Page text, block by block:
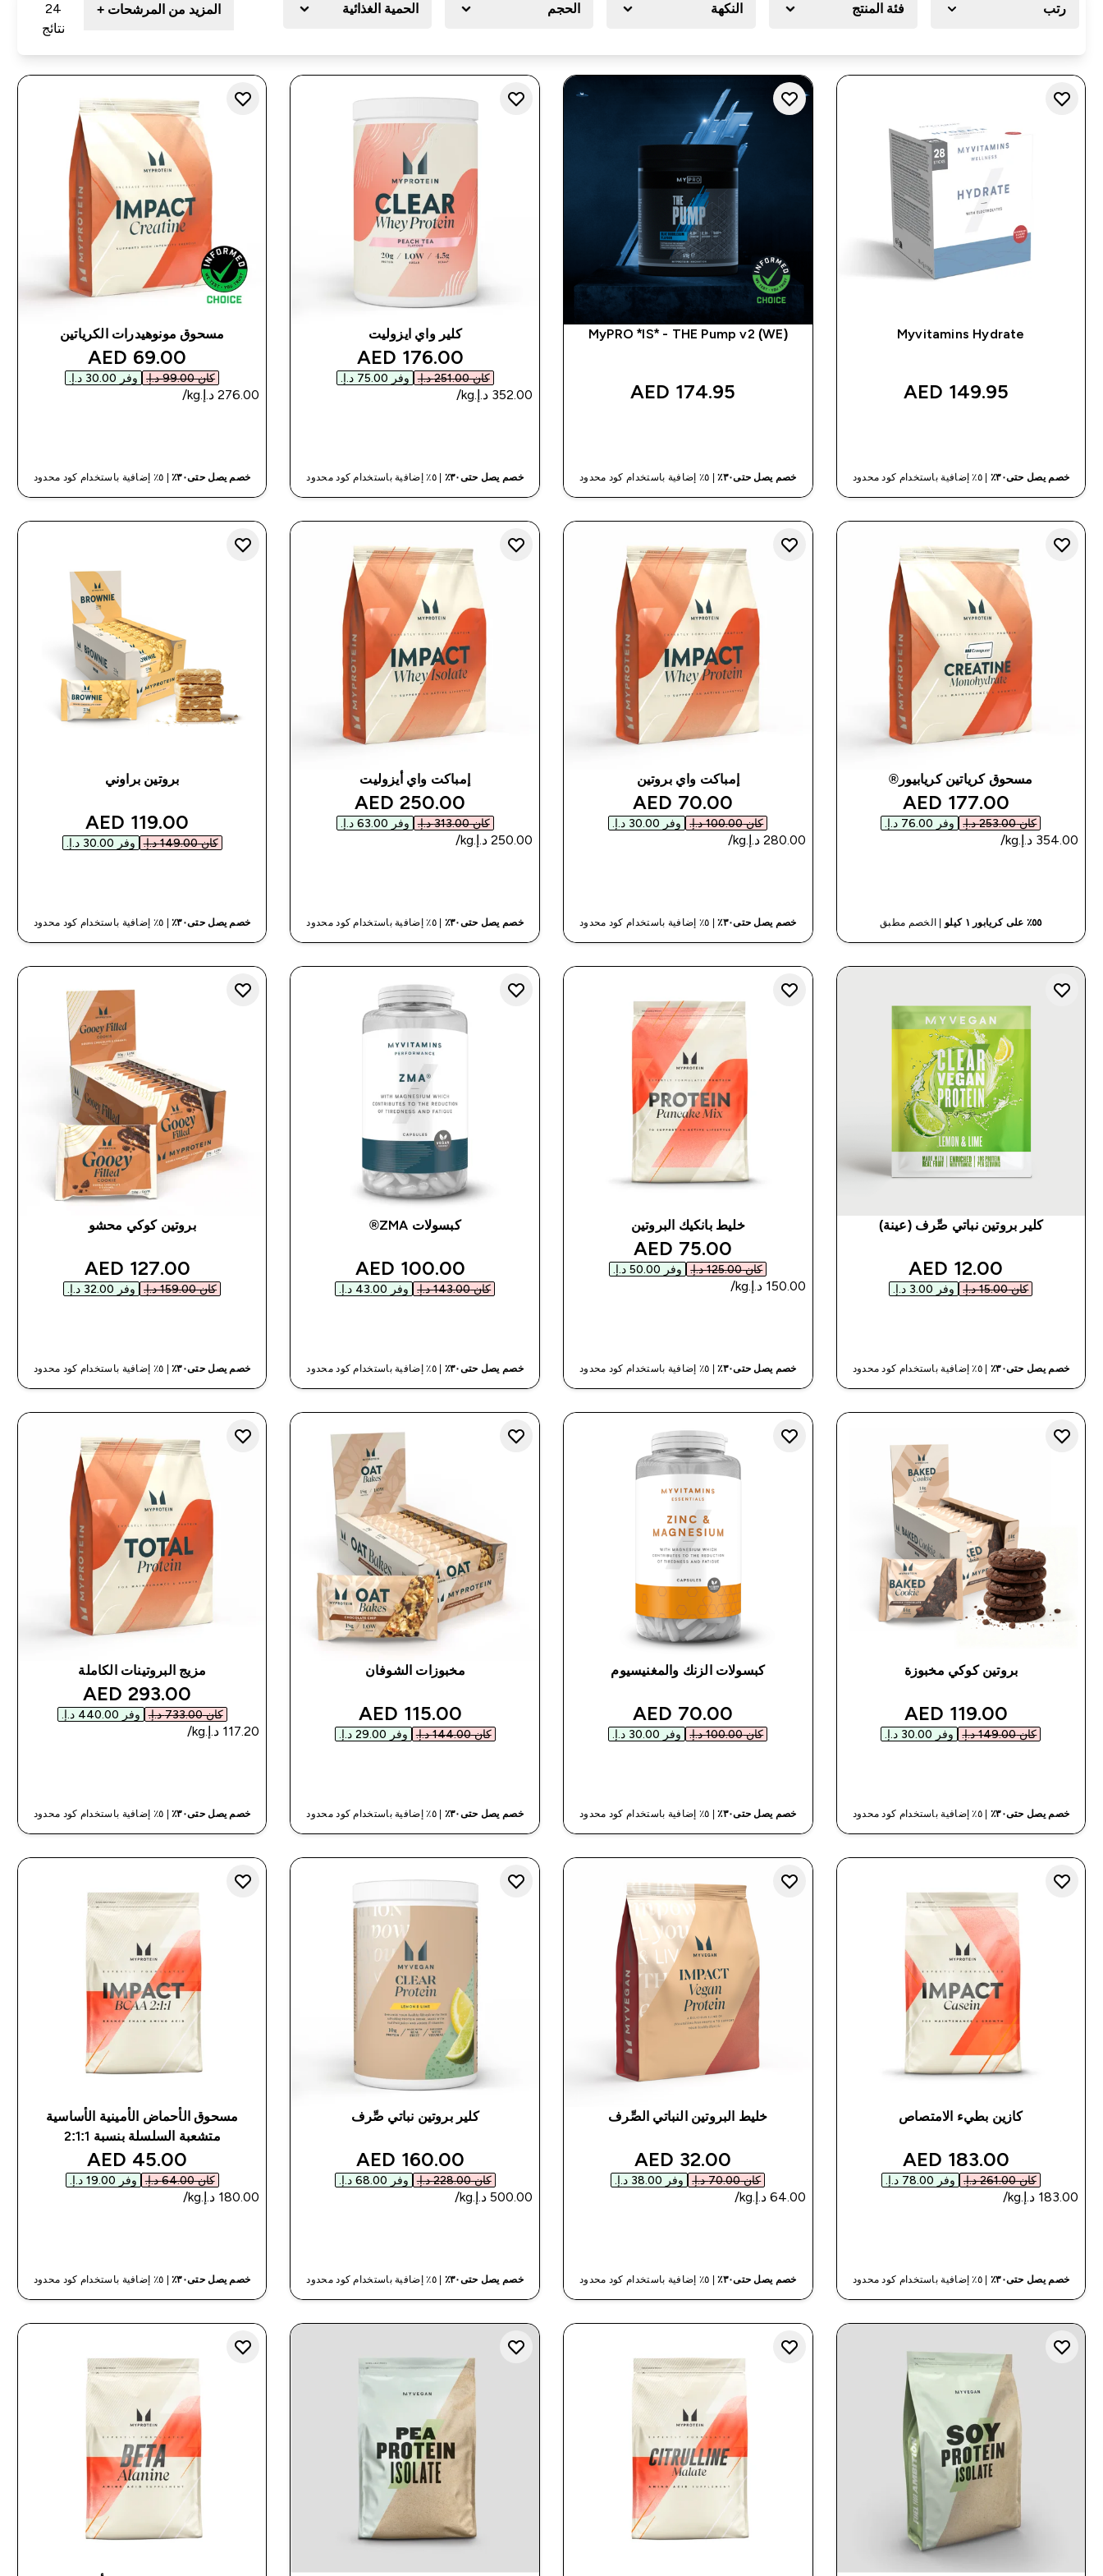
رتب فئة المنتج النكهة الحجم الحمية الغذائية المزيد من المرشحات +
24
نتائج
Myvitamins Hydrate
149.95 AED‎
خصم يصل حتى٣٠٪ | ٥٪ إضافية باستخدام كود محدود
MyPRO *IS* - THE Pump v2 (WE)
174.95 AED‎
خصم يصل حتى٣٠٪ | ٥٪ إضافية باستخدام كود محدود
كلير واي ايزوليت
discounted price
176.00 AED‎
كان ‏251.00 د.إ.‏‎ وفر ‏75.00 د.إ.‏‎
خصم يصل حتى٣٠٪ | ٥٪ إضافية باستخدام كود محدود
مسحوق مونوهيدرات الكرياتين
discounted price
69.00 AED‎
كان ‏99.00 د.إ.‏‎ وفر ‏30.00 د.إ.‏‎
خصم يصل حتى٣٠٪ | ٥٪ إضافية باستخدام كود محدود
مسحوق كرياتين كريابيور®
discounted price
177.00 AED‎
كان ‏253.00 د.إ.‏‎ وفر ‏76.00 د.إ.‏‎
٥٥٪ على كريابور ١ كيلو | الخصم مطبق
إمباكت واي بروتين
discounted price
70.00 AED‎
كان ‏100.00 د.إ.‏‎ وفر ‏30.00 د.إ.‏‎
خصم يصل حتى٣٠٪ | ٥٪ إضافية باستخدام كود محدود
إمباكت واي أيزوليت
discounted price
250.00 AED‎
كان ‏313.00 د.إ.‏‎ وفر ‏63.00 د.إ.‏‎
خصم يصل حتى٣٠٪ | ٥٪ إضافية باستخدام كود محدود
بروتين براوني
discounted price
119.00 AED‎
كان ‏149.00 د.إ.‏‎ وفر ‏30.00 د.إ.‏‎
خصم يصل حتى٣٠٪ | ٥٪ إضافية باستخدام كود محدود
كلير بروتين نباتي صِّرف (عينة)
discounted price
12.00 AED‎
كان ‏15.00 د.إ.‏‎ وفر ‏3.00 د.إ.‏‎
خصم يصل حتى٣٠٪ | ٥٪ إضافية باستخدام كود محدود
خليط بانكيك البروتين
discounted price
75.00 AED‎
كان ‏125.00 د.إ.‏‎ وفر ‏50.00 د.إ.‏‎
خصم يصل حتى٣٠٪ | ٥٪ إضافية باستخدام كود محدود
كبسولات ZMA®
discounted price
100.00 AED‎
كان ‏143.00 د.إ.‏‎ وفر ‏43.00 د.إ.‏‎
خصم يصل حتى٣٠٪ | ٥٪ إضافية باستخدام كود محدود
بروتين كوكي محشو
discounted price
127.00 AED‎
كان ‏159.00 د.إ.‏‎ وفر ‏32.00 د.إ.‏‎
خصم يصل حتى٣٠٪ | ٥٪ إضافية باستخدام كود محدود
بروتين كوكي مخبوزة
discounted price
119.00 AED‎
كان ‏149.00 د.إ.‏‎ وفر ‏30.00 د.إ.‏‎
خصم يصل حتى٣٠٪
كبسولات الزنك والمغنيسيوم
discounted price
70.00 AED‎
كان ‏100.00 د.إ.‏‎ وفر ‏30.00 د.إ.‏‎
خصم يصل حتى٣٠٪ | ٥٪ إضافية باستخدام كود محدود
مخبوزات الشوفان
discounted price
115.00 AED‎
كان ‏144.00 د.إ.‏‎ وفر ‏29.00 د.إ.‏‎
خصم يصل حتى٣٠٪ | ٥٪ إضافية باستخدام كود محدود
مزيج البروتينات الكاملة
discounted price
293.00 AED‎
كان ‏733.00 د.إ.‏‎ وفر ‏440.00 د.إ.‏‎
خصم يصل حتى٣٠٪ | ٥٪ إضافية باستخدام كود محدود
كازين بطيء الامتصاص
discounted price
183.00 AED‎
كان ‏261.00 د.إ.‏‎ وفر ‏78.00 د.إ.‏‎
خصم يصل حتى٣٠٪
خليط البروتين النباتي الصِّرف
discounted price
32.00 AED‎
كان ‏70.00 د.إ.‏‎ وفر ‏38.00 د.إ.‏‎
خصم يصل حتى٣٠٪ | ٥٪ إضافية باستخدام كود محدود
كلير بروتين نباتي صِّرف
discounted price
160.00 AED‎
كان ‏228.00 د.إ.‏‎ وفر ‏68.00 د.إ.‏‎
خصم يصل حتى٣٠٪ | ٥٪ إضافية باستخدام كود محدود
مسحوق الأحماض الأمينية الأساسية
متشعبة السلسلة بنسبة 2:1:1
discounted price
45.00 AED‎
كان ‏64.00 د.إ.‏‎ وفر ‏19.00 د.إ.‏‎
خصم يصل حتى٣٠٪ | ٥٪ إضافية باستخدام كود محدود